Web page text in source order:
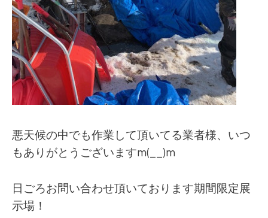
悪天候の中でも作業して頂いてる業者様、いつ
もありがとうございますm(__)m
日ごろお問い合わせ頂いております期間限定展
示場！